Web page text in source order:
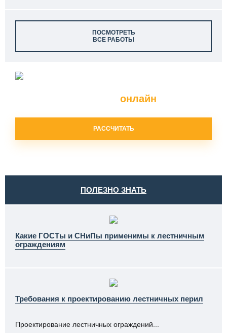
ПОСМОТРЕТЬ
ВСЕ РАБОТЫ
онлайн
РАССЧИТАТЬ
ПОЛЕЗНО ЗНАТЬ
Какие ГОСТы и СНиПы применимы к лестничным
ограждениям
Требования к проектированию лестничных перил
Проектирование лестничных ограждений...